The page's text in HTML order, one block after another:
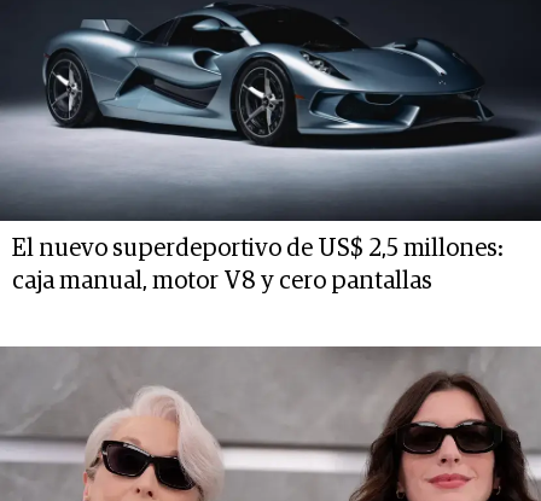
El nuevo superdeportivo de US$ 2,5 millones:
caja manual, motor V8 y cero pantallas